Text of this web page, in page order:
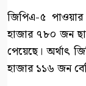
জিপিএ-৫ পাওয়ার
হাজার ৭৮০ জন
পেয়েছে। অর্থাৎ
হাজার ১১৬ জন